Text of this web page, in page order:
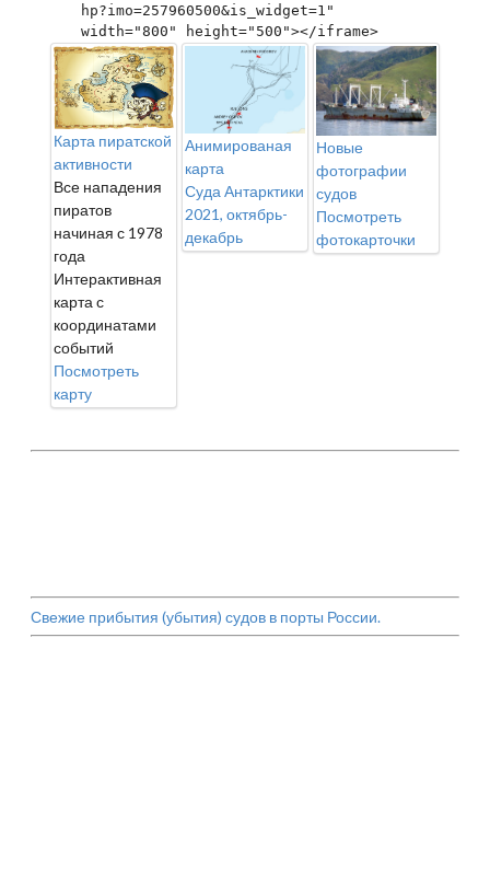
hp?imo=257960500&is_widget=1"
width="800" height="500"></iframe>
Карта пиратской
активности
Все нападения
пиратов
начиная с 1978
года
Интерактивная
карта с
координатами
событий
Посмотреть
карту
Анимированая
карта
Суда Антарктики
2021, октябрь-
декабрь
Новые
фотографии
судов
Посмотреть
фотокарточки
Свежие прибытия (убытия) судов в порты России.